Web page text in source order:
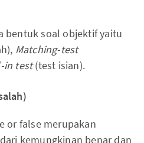
bentuk soal objektif yaitu
Matching-test
in test(test isian).
or false merupakan
kemungkinan benar dan